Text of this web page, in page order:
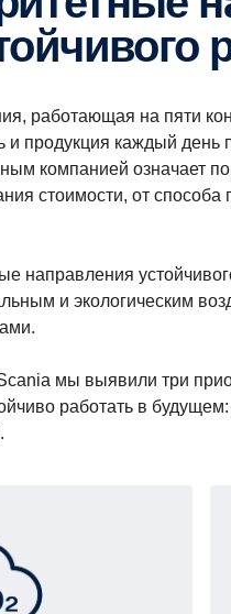
работающая на пяти
и продукция каждый
компанией означает
стоимости, от
направления
и экологическим
мы выявили три
работать в